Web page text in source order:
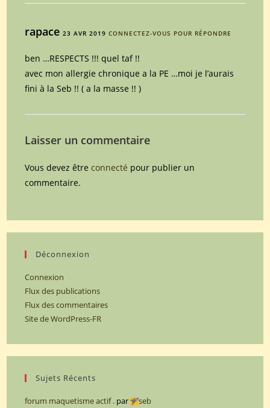
rapace23 AVR 2019 CONNECTEZ-VOUS POUR RÉPONDRE
ben …RESPECTS !!! quel taf !!
avec mon allergie chronique a la PE …moi je l’aurais
fini à la Seb !! ( a la masse !! )
Laisser un commentaire
Vous devez êtreconnecté pour publier un
commentaire.
Déconnexion
Connexion
Flux des publications
Flux des commentaires
Site de WordPress-FR
Sujets Récents
forum maquetisme actif . par
seb